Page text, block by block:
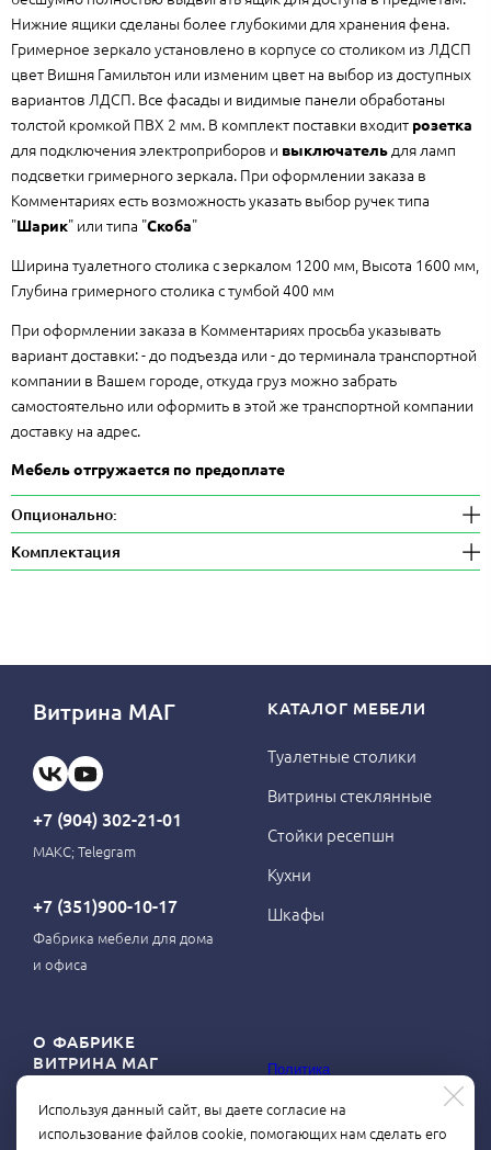
Нижние ящики сделаны более глубокими для хранения фена.
Гримерное зеркало установлено в корпусе со столиком из ЛДСП
цвет Вишня Гамильтон или изменим цвет на выбор из доступных
вариантов ЛДСП. Все фасады и видимые панели обработаны
толстой кромкой ПВХ 2 мм. В комплект поставки входит розетка
для подключения электроприборов и выключатель для ламп
подсветки гримерного зеркала. При оформлении заказа в
Комментариях есть возможность указать выбор ручек типа
"Шарик" или типа "Скоба"
Ширина туалетного столика с зеркалом 1200 мм, Высота 1600 мм,
Глубина гримерного столика с тумбой 400 мм
При оформлении заказа в Комментариях просьба указывать
вариант доставки: - до подъезда или - до терминала транспортной
компании в Вашем городе, откуда груз можно забрать
самостоятельно или оформить в этой же транспортной компании
доставку на адрес.
Мебель отгружается по предоплате
Опционально:
Комплектация
Витрина МАГ
+7 (904) 302-21-01
МАКС; Telegram
+7 (351)900-10-17
Фабрика мебели для дома
и офиса
КАТАЛОГ МЕБЕЛИ
Туалетные столики
Витрины стеклянные
Стойки ресепшн
Кухни
Шкафы
О ФАБРИКЕ
ВИТРИНА МАГ
О магазине
Политика
Используя данный сайт, вы даете согласие на
использование файлов cookie, помогающих нам сделать его